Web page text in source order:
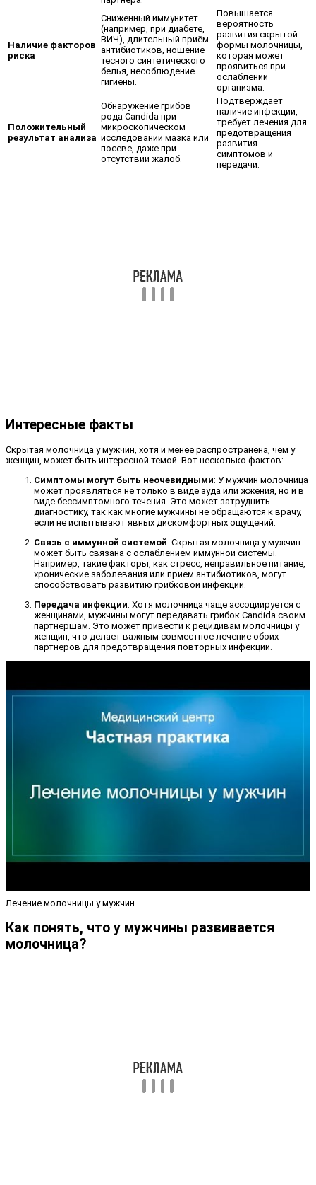
Наличие факторов
риска
Сниженный иммунитет
(например, при диабете,
ВИЧ), длительный приём
антибиотиков, ношение
тесного синтетического
белья, несоблюдение
гигиены.
Повышается
вероятность
развития скрытой
формы молочницы,
которая может
проявиться при
ослаблении
организма.
Положительный
результат анализа
Обнаружение грибов
рода Candida при
микроскопическом
исследовании мазка или
посеве, даже при
отсутствии жалоб.
Подтверждает
наличие инфекции,
требует лечения для
предотвращения
развития
симптомов и
передачи.
Интересные факты
Скрытая молочница у мужчин, хотя и менее распространена, чем у
женщин, может быть интересной темой. Вот несколько фактов:
Симптомы могут быть неочевидными: У мужчин молочница
может проявляться не только в виде зуда или жжения, но и в
виде бессимптомного течения. Это может затруднить
диагностику, так как многие мужчины не обращаются к врачу,
если не испытывают явных дискомфортных ощущений.
Связь с иммунной системой: Скрытая молочница у мужчин
может быть связана с ослаблением иммунной системы.
Например, такие факторы, как стресс, неправильное питание,
хронические заболевания или прием антибиотиков, могут
способствовать развитию грибковой инфекции.
Передача инфекции: Хотя молочница чаще ассоциируется с
женщинами, мужчины могут передавать грибок Candida своим
партнёршам. Это может привести к рецидивам молочницы у
женщин, что делает важным совместное лечение обоих
партнёров для предотвращения повторных инфекций.
Лечение молочницы у мужчин
Как понять, что у мужчины развивается
молочница?